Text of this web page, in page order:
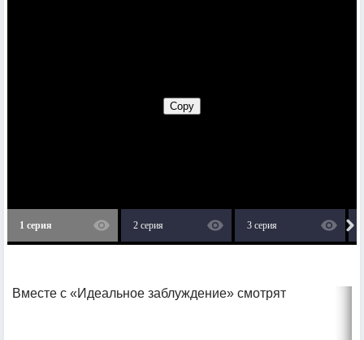
1 серия 2 серия 3 серия
Вместе с «Идеальное заблуждение» смотрят